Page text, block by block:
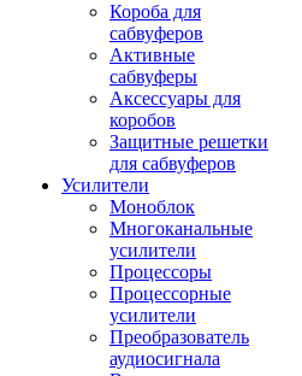
Короба для
сабвуферов
Активные
сабвуферы
Аксессуары для
коробов
Защитные решетки
для сабвуферов
Усилители
Моноблок
Многоканальные
усилители
Процессоры
Процессорные
усилители
Преобразователь
аудиосигнала